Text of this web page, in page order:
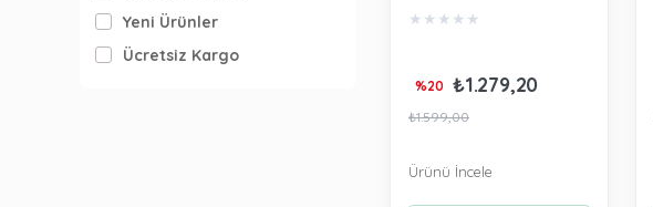
Yeni Ürünler
Ücretsiz Kargo
★ ★ ★ ★ ★
₺1.279,20
₺1.599,00
%20
Ürünü İncele